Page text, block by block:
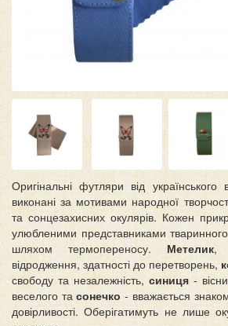
Оригінальні футляри від українського
виконані за мотивами народної
та сонцезахисних окулярів. Кожен
улюбленими представниками
шляхом термопереносу. Метелик,
відродження, здатності до перетворень,
свободу та незалежність, синиця -
веселого тасонечко - вважається
довірливості. Оберігатимуть не лише